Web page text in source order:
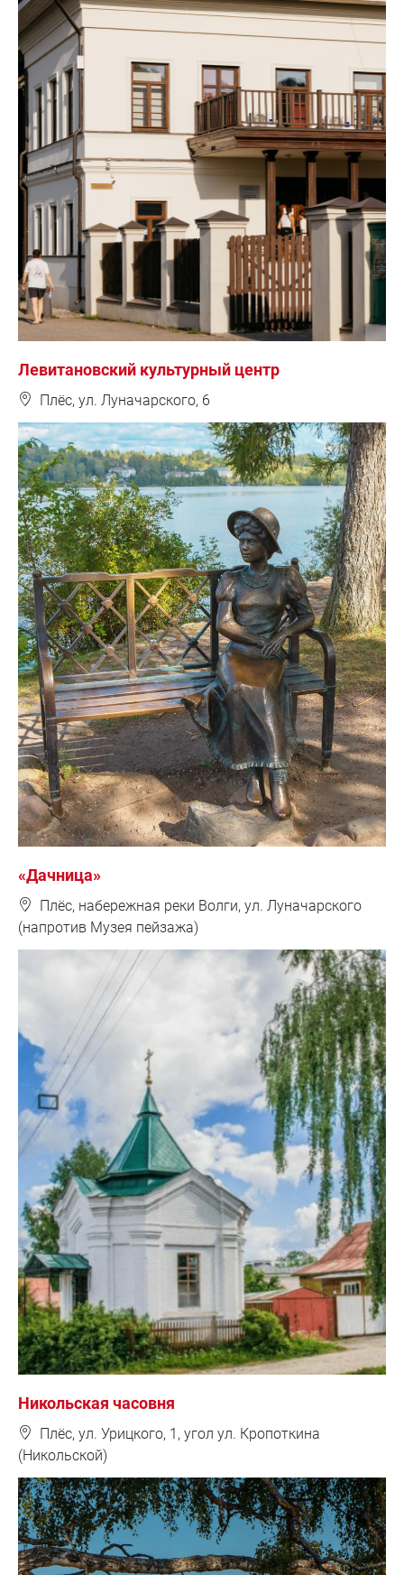
Левитановский культурный центр
❽ Плёс, ул. Луначарского, 6
«Дачница»
❽
Плёс, набережная реки Волги, ул. Луначарского
(напротив Музея пейзажа)
Никольская часовня
❽
Плёс, ул. Урицкого, 1, угол ул. Кропоткина
(Никольской)